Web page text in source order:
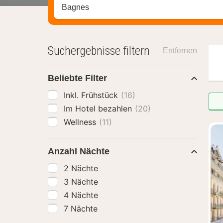
Stadt, Region oder Hotel suchen
Suchergebnisse filtern Entfernen
Beliebte Filter
Inkl. Frühstück (16)
Im Hotel bezahlen (20)
Wellness (11)
Anzahl Nächte
2 Nächte
3 Nächte
4 Nächte
7 Nächte